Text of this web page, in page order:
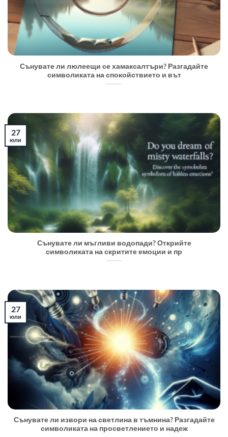
Сънувате ли люлеещи се хамаксалтъри? Разгадайте
символиката на спокойствието и вът
Сънувате ли мъгливи водопади? Открийте
символиката на скритите емоции и пр
27
юли
Сънувате ли извори на светлина в тъмнина? Разгадайте
символиката на просветлението и надеж
27
юли